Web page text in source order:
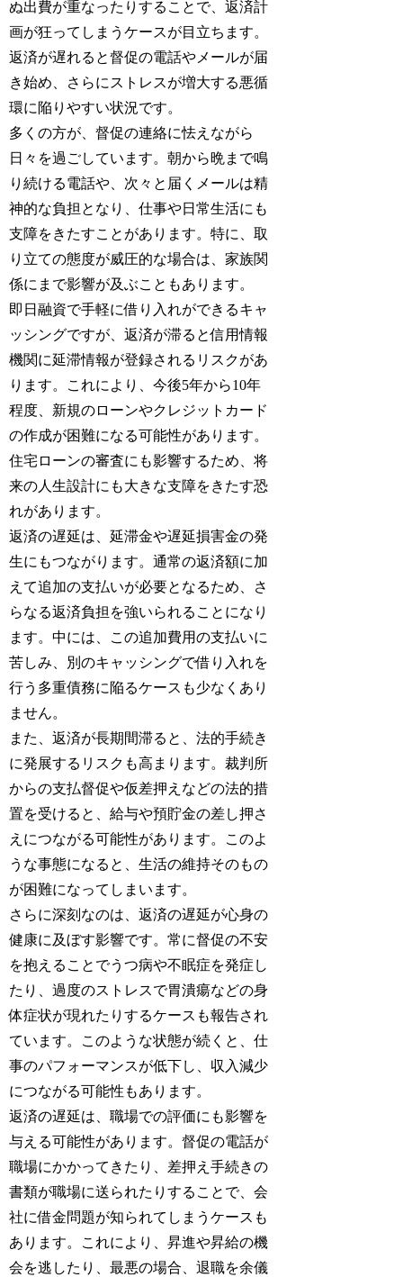
ぬ出費が重なったりすることで、返済計
画が狂ってしまうケースが目立ちます。
返済が遅れると督促の電話やメールが届
き始め、さらにストレスが増大する悪循
環に陥りやすい状況です。
多くの方が、督促の連絡に怯えながら
日々を過ごしています。朝から晩まで鳴
り続ける電話や、次々と届くメールは精
神的な負担となり、仕事や日常生活にも
支障をきたすことがあります。特に、取
り立ての態度が威圧的な場合は、家族関
係にまで影響が及ぶこともあります。
即日融資で手軽に借り入れができるキャ
ッシングですが、返済が滞ると信用情報
機関に延滞情報が登録されるリスクがあ
ります。これにより、今後5年から10年
程度、新規のローンやクレジットカード
の作成が困難になる可能性があります。
住宅ローンの審査にも影響するため、将
来の人生設計にも大きな支障をきたす恐
れがあります。
返済の遅延は、延滞金や遅延損害金の発
生にもつながります。通常の返済額に加
えて追加の支払いが必要となるため、さ
らなる返済負担を強いられることになり
ます。中には、この追加費用の支払いに
苦しみ、別のキャッシングで借り入れを
行う多重債務に陥るケースも少なくあり
ません。
また、返済が長期間滞ると、法的手続き
に発展するリスクも高まります。裁判所
からの支払督促や仮差押えなどの法的措
置を受けると、給与や預貯金の差し押さ
えにつながる可能性があります。このよ
うな事態になると、生活の維持そのもの
が困難になってしまいます。
さらに深刻なのは、返済の遅延が心身の
健康に及ぼす影響です。常に督促の不安
を抱えることでうつ病や不眠症を発症し
たり、過度のストレスで胃潰瘍などの身
体症状が現れたりするケースも報告され
ています。このような状態が続くと、仕
事のパフォーマンスが低下し、収入減少
につながる可能性もあります。
返済の遅延は、職場での評価にも影響を
与える可能性があります。督促の電話が
職場にかかってきたり、差押え手続きの
書類が職場に送られたりすることで、会
社に借金問題が知られてしまうケースも
あります。これにより、昇進や昇給の機
会を逃したり、最悪の場合、退職を余儀